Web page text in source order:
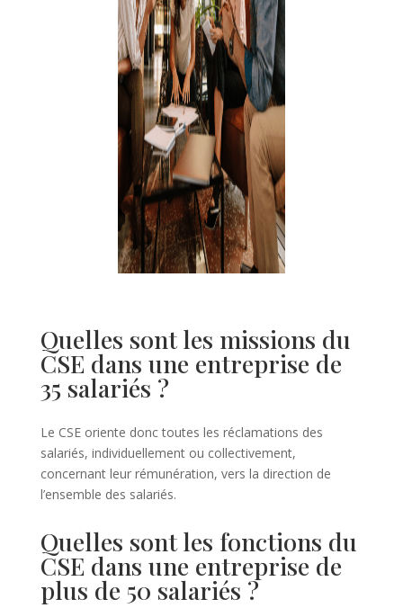
Quelles sont les missions du
CSE dans une entreprise de
35 salariés ?
Le CSE oriente donc toutes les réclamations des
salariés, individuellement ou collectivement,
concernant leur rémunération, vers la direction de
l’ensemble des salariés.
Quelles sont les fonctions du
CSE dans une entreprise de
plus de 50 salariés ?